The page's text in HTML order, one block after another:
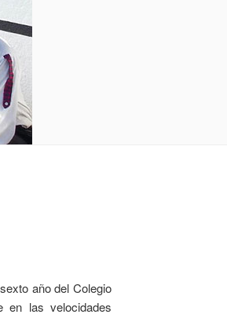
año del Colegio
en las velocidades